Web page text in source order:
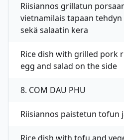
Riisiannos grillatun
vietnamilais tapaan
sekä salaatin kera
Rice dish with grilled pork
egg and salad on the side
8. COM DAU PHU
Riisiannos paistetun tofun